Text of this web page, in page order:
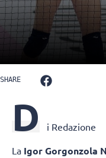
SHARE
D i Redazione
La Igor Gorgonzola